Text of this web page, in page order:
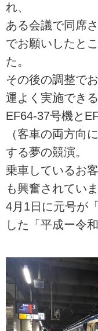
れ、
ある会議で同席
でお願いしたと
た。
その後の調整で
運よく実施でき
EF64-37号機と
（客車の両方向
する夢の競演。
乗車しているお
も興奮されていま
4月1日に元号が
した「平成ー令